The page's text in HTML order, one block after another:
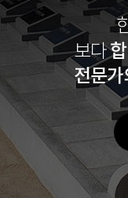
보다
전문가